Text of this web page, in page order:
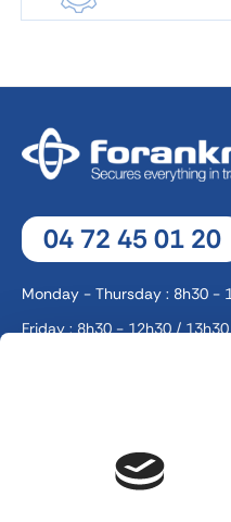
04 72 45 01 20
Monday - Thursday : 8h30 -
Friday : 8h30 - 12h30 /